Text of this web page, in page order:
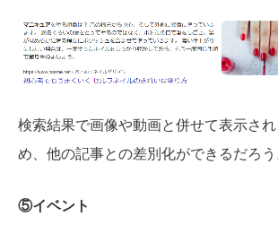
検索結果で画像や動画と併せて表示さ
め、他の記事との差別化ができるだろう
⑤イベント